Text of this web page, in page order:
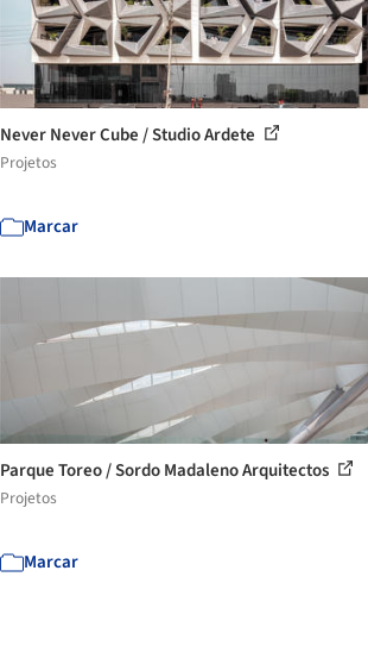
Never Never Cube / Studio Ardete
Projetos
Marcar
Parque Toreo / Sordo Madaleno Arquitectos
Projetos
Marcar